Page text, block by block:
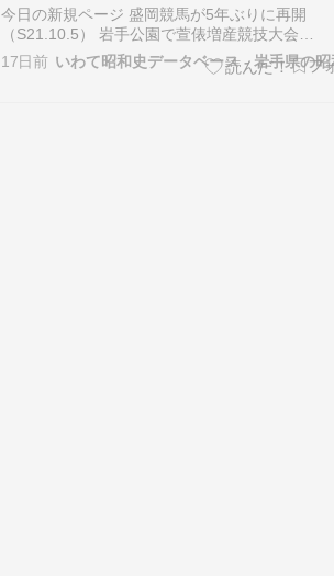
今日の新規ページ 盛岡競馬が5年ぶりに再開
（S21.10.5） 岩手公園で萱俵増産競技大会
（S21.10.13） 国語審議会で新仮名遣いを答申
（S21.9.21） 渇水期で計画停電（S22.10.22）
17日前